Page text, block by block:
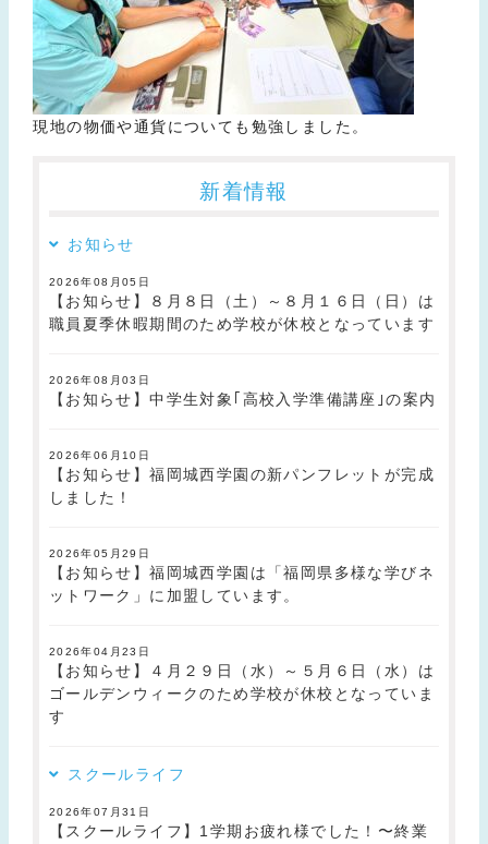
現地の物価や通貨についても勉強しました。
新着情報
お知らせ
2026年08月05日
【お知らせ】８月８日（土）～８月１６日（日）は
職員夏季休暇期間のため学校が休校となっています
2026年08月03日
【お知らせ】中学生対象｢高校入学準備講座｣の案内
2026年06月10日
【お知らせ】福岡城西学園の新パンフレットが完成
しました！
2026年05月29日
【お知らせ】福岡城西学園は「福岡県多様な学びネ
ットワーク」に加盟しています。
2026年04月23日
【お知らせ】４月２９日（水）～５月６日（水）は
ゴールデンウィークのため学校が休校となっていま
す
スクールライフ
2026年07月31日
【スクールライフ】1学期お疲れ様でした！〜終業